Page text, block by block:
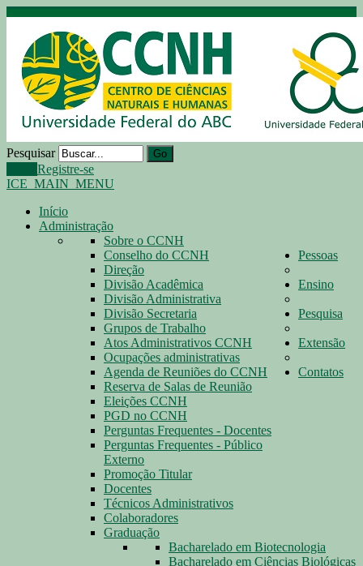
Pesquisar Go
Registre-se
ICE_MAIN_MENU
Início
Administração
Sobre o CCNH
Conselho do CCNH
Direção
Divisão Acadêmica
Divisão Administrativa
Divisão Secretaria
Grupos de Trabalho
Atos Administrativos CCNH
Ocupações administrativas
Agenda de Reuniões do CCNH
Reserva de Salas de Reunião
Eleições CCNH
PGD no CCNH
Perguntas Frequentes - Docentes
Perguntas Frequentes - Público
Externo
Promoção Titular
Pessoas
Docentes
Técnicos Administrativos
Colaboradores
Ensino
Graduação
Bacharelado em Biotecnologia
Bacharelado em Ciências Biológicas
Pesquisa
Extensão
Contatos